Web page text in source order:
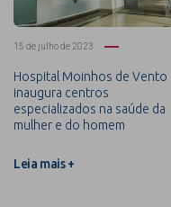
15 de julho de 2023
Hospital Moinhos de Vento
inaugura centros
especializados na saúde da
mulher e do homem
Leia mais +